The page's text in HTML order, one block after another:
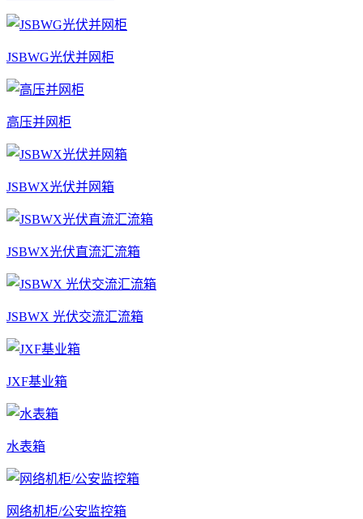
JSBWG光伏并网柜
高压并网柜
JSBWX光伏并网箱
JSBWX光伏直流汇流箱
JSBWX 光伏交流汇流箱
JXF基业箱
水表箱
网络机柜/公安监控箱